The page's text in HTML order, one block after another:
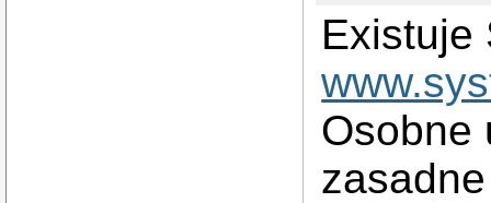
Existuje
Osobne